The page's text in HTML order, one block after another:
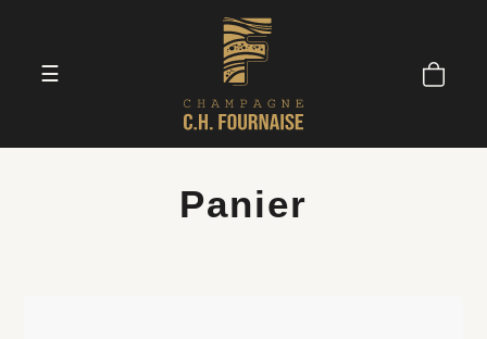
☰
Panier